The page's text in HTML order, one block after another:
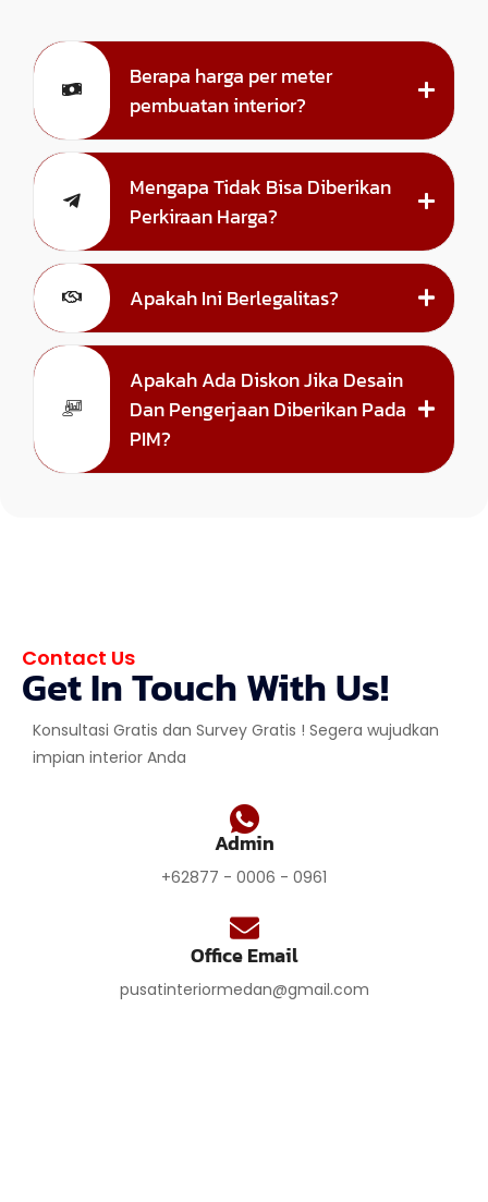
Berapa harga per meter
pembuatan interior?
Mengapa Tidak Bisa Diberikan
Perkiraan Harga?
Apakah Ini Berlegalitas?
Apakah Ada Diskon Jika Desain
Dan Pengerjaan Diberikan Pada
PIM?
Contact Us
Get In Touch With Us!
Konsultasi Gratis dan Survey Gratis ! Segera wujudkan
impian interior Anda
Admin
+62877 - 0006 - 0961
Office Email
pusatinteriormedan@gmail.com